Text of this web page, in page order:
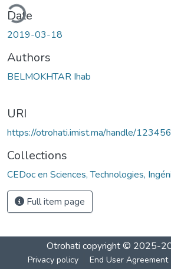
Date
2019-03-18
Authors
BELMOKHTAR Ihab
URI
https://otrohati.imist.ma/handle/
Collections
CEDoc en Sciences, Technologies,
Full item page
Otrohati copyright © 2025-
Privacy policy End User Agreement